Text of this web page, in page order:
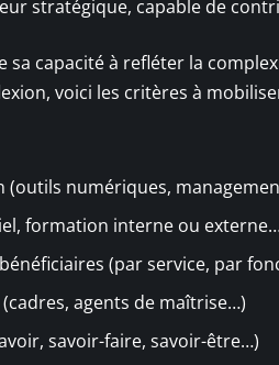
stratégique, capable de
sa capacité à refléter la
voici les critères à
numériques,
formation interne ou
(par service, par
agents de maîtrise…)
savoir-faire, savoir-être…)